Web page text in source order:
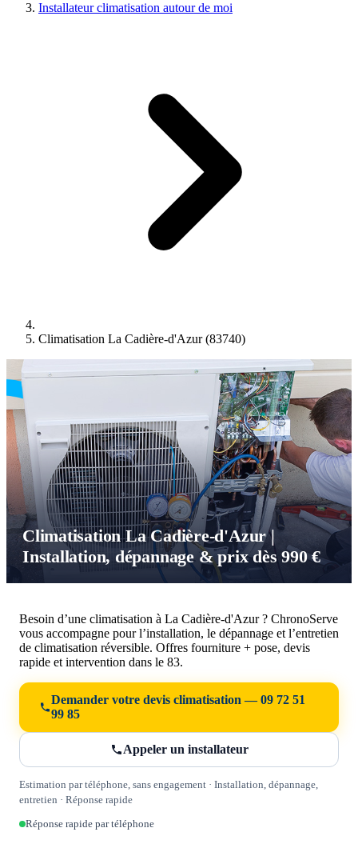
Installateur climatisation autour de moi
Climatisation La Cadière-d'Azur (83740)
Climatisation La Cadière-d'Azur |
Installation, dépannage & prix dès 990 €
Besoin d’une climatisation à La Cadière-d'Azur ? ChronoServe
vous accompagne pour l’installation, le dépannage et l’entretien
de climatisation réversible. Offres fourniture + pose, devis
rapide et intervention dans le 83.
Demander votre devis climatisation — 09 72 51
99 85
Appeler un installateur
Estimation par téléphone, sans engagement · Installation, dépannage,
entretien · Réponse rapide
Réponse rapide par téléphone